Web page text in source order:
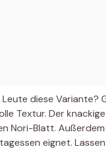
Leute diese Variante?
Textur. Der
Nori-Blatt.
eignet.